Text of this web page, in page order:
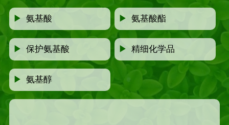
▶氨基酸 ▶氨基酸酯
▶保护氨基酸 ▶精细化学品
▶氨基醇